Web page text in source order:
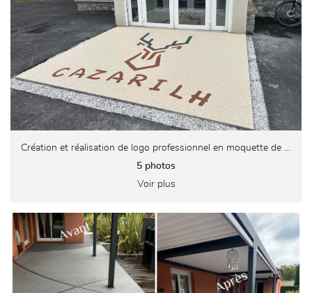
Création et réalisation de logo professionnel en moquette de pierre
5 photos
Voir plus